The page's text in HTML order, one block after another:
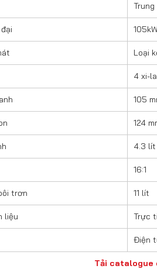
Trung
Loại
4 xi-
105
124
4.3 lít
16:1
trơn 11 lít
liệu Trực
Điện
Tải catalogue